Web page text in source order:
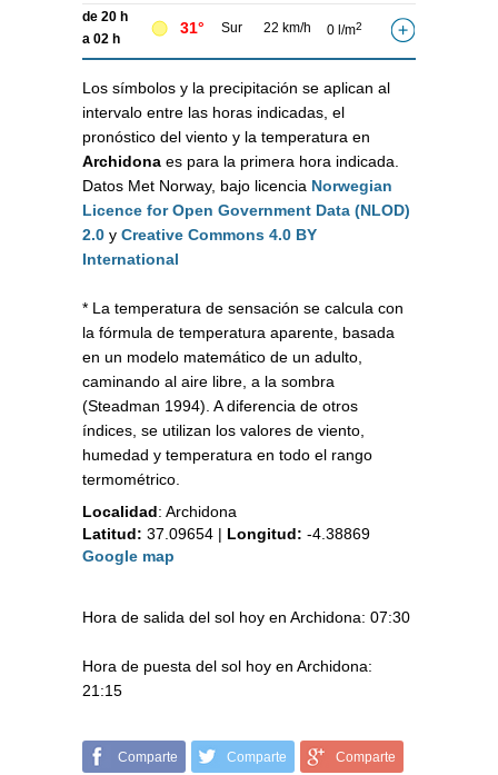
de 20 h
a 02 h
31° Sur 22 km/h 0 l/m2
Los símbolos y la precipitación se aplican al
intervalo entre las horas indicadas, el
pronóstico del viento y la temperatura en
Archidona es para la primera hora indicada.
Datos Met Norway, bajo licencia Norwegian
Licence for Open Government Data (NLOD)
2.0 y Creative Commons 4.0 BY
International
* La temperatura de sensación se calcula con
la fórmula de temperatura aparente, basada
en un modelo matemático de un adulto,
caminando al aire libre, a la sombra
(Steadman 1994). A diferencia de otros
índices, se utilizan los valores de viento,
humedad y temperatura en todo el rango
termométrico.
Localidad: Archidona
Latitud: 37.09654 | Longitud: -4.38869
Google map
Hora de salida del sol hoy en Archidona: 07:30
Hora de puesta del sol hoy en Archidona:
21:15
Comparte Comparte Comparte